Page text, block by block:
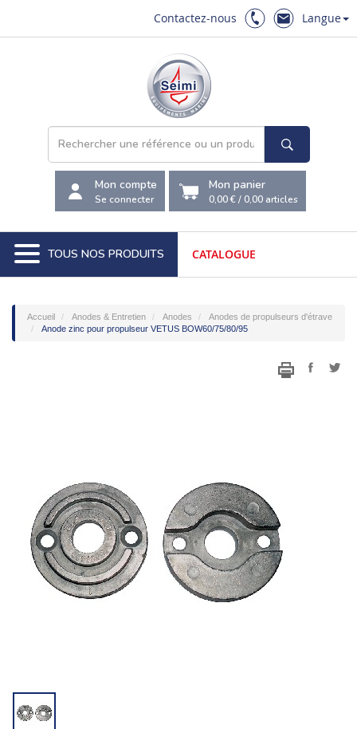
Contactez-nous Langue
Mon compte
Se connecter
Mon panier
0,00 €/0,00 articles
TOUS NOS PRODUITS CATALOGUE
Accueil Anodes & Entretien Anodes
Anodes de propulseurs d'étrave
Anode zinc pour propulseur VETUS BOW60/75/80/95